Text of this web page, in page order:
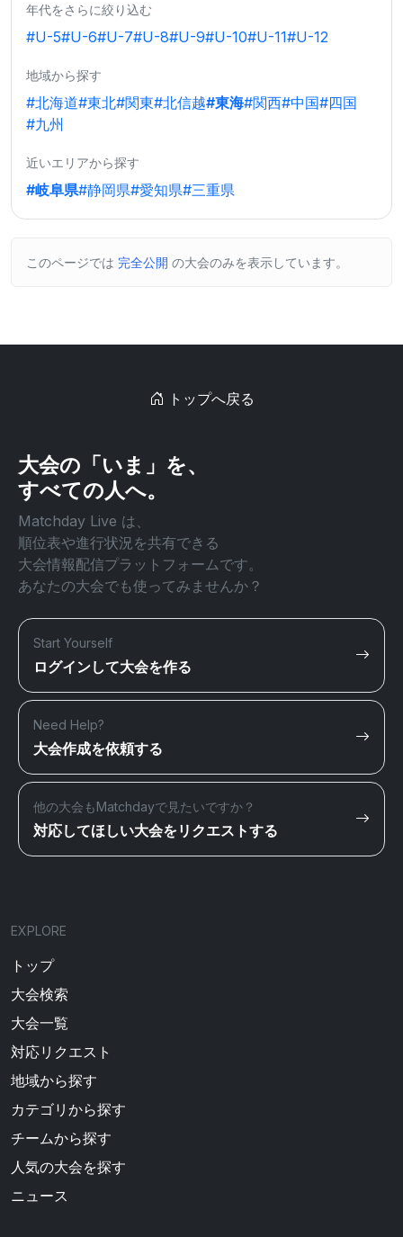
年代をさらに絞り込む
#U-5#U-6#U-7#U-8#U-9#U-10#U-11#U-12
地域から探す
#北海道#東北#関東#北信越#東海#関西#中国#四国
#九州
近いエリアから探す
#岐阜県#静岡県#愛知県#三重県
このページでは 完全公開 の大会のみを表示しています。
トップへ戻る
大会の「いま」を、
すべての人へ。
Matchday Live は、
順位表や進行状況を共有できる
大会情報配信プラットフォームです。
あなたの大会でも使ってみませんか？
Start Yourself
ログインして大会を作る
Need Help?
大会作成を依頼する
他の大会もMatchdayで見たいですか？
対応してほしい大会をリクエストする
EXPLORE
トップ
大会検索
大会一覧
対応リクエスト
地域から探す
カテゴリから探す
チームから探す
人気の大会を探す
ニュース